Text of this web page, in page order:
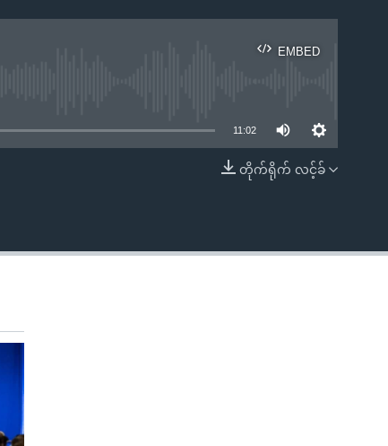
EMBED
EMBED
11:02
တိုက်ရိုက် လင့်ခ်